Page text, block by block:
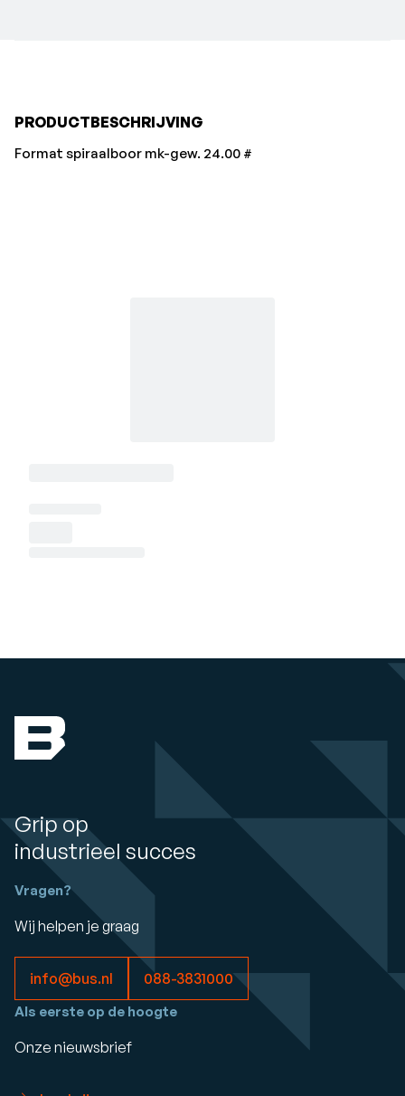
PRODUCTBESCHRIJVING
Format spiraalboor mk-gew. 24.00 #
Grip op
industrieel succes
Vragen?
Wij helpen je graag
info@bus.nl 088-3831000
Als eerste op de hoogte
Onze nieuwsbrief